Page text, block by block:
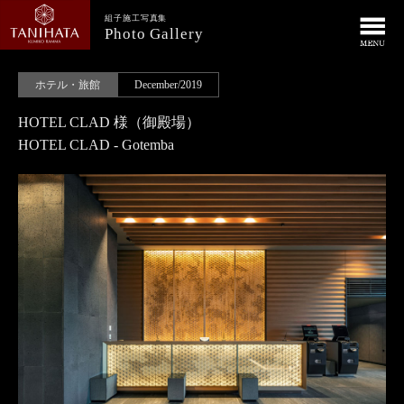
組子施工写真集
Photo Gallery
ホテル・旅館 December/2019
HOTEL CLAD 様（御殿場）
HOTEL CLAD - Gotemba